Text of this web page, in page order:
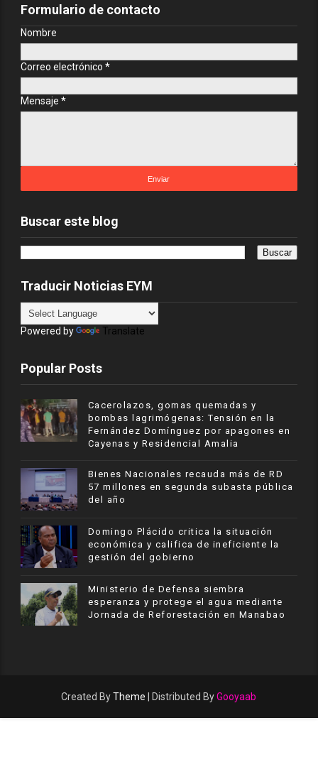
Formulario de contacto
Nombre
Correo electrónico *
Mensaje *
Buscar este blog
Traducir Noticias EYM
Powered by Translate
Popular Posts
Cacerolazos, gomas quemadas y
bombas lagrimógenas: Tensión en la
Fernández Domínguez por apagones en
Cayenas y Residencial Amalia
Bienes Nacionales recauda más de RD
57 millones en segunda subasta pública
del año
​Domingo Plácido critica la situación
económica y califica de ineficiente la
gestión del gobierno
Ministerio de Defensa siembra
esperanza y protege el agua mediante
Jornada de Reforestación en Manabao
Created ByTheme | Distributed ByGooyaab